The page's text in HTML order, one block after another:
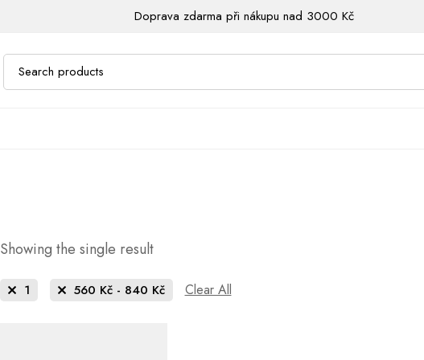
Doprava zdarma při nákupu nad 3000 Kč
Showing the single result
1 560 Kč- 840 Kč Clear All